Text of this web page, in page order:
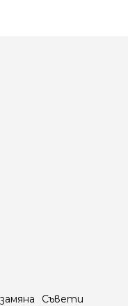
Съвети